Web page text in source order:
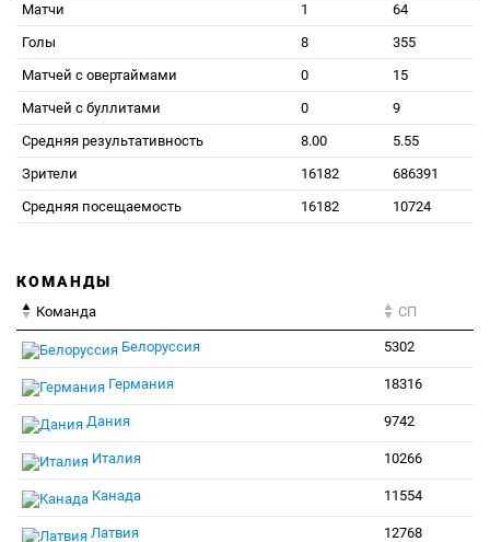
Матчи
1
64
Голы
8
355
Матчей с овертаймами
0
15
Матчей с буллитами
0
9
Средняя результативность
8.00
5.55
Зрители
16182
686391
Средняя посещаемость
16182 10724
КОМАНДЫ
Команда СП
Белоруссия 5302
Германия 18316
Дания 9742
Италия 10266
Канада 11554
Латвия 12768